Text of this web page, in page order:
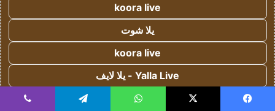
koora live
يلا شوت
koora live
Yalla Live - يلا لايف
كورة اون لاين - koora onl